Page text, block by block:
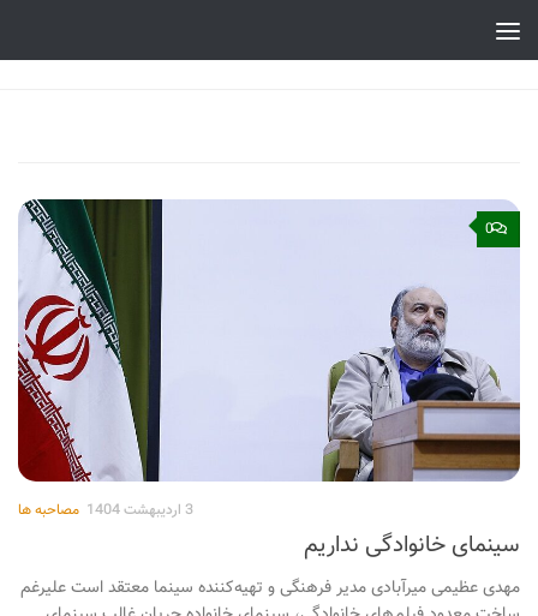
0
مصاحبه ها 3 اردیبهشت 1404
سینمای خانوادگی نداریم
مهدی عظیمی میرآبادی مدیر فرهنگی و تهیه‌کننده سینما معتقد است علیرغم